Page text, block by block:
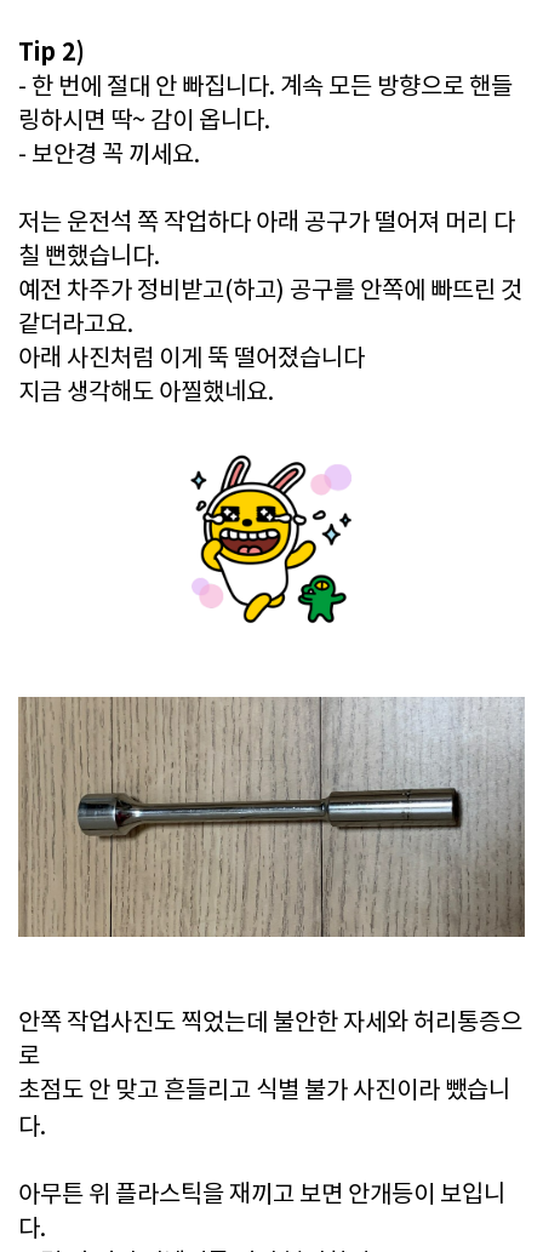
Tip 2)
- 한 번에 절대 안 빠집니다. 계속 모든 방향으로 핸들
링하시면 딱~ 감이 옵니다.
- 보안경 꼭 끼세요.
저는 운전석 쪽 작업하다 아래 공구가 떨어져 머리 다
칠 뻔했습니다.
예전 차주가 정비받고(하고) 공구를 안쪽에 빠뜨린 것
같더라고요.
아래 사진처럼 이게 뚝 떨어졌습니다
지금 생각해도 아찔했네요.
안쪽 작업사진도 찍었는데 불안한 자세와 허리통증으
로
초점도 안 맞고 흔들리고 식별 불가 사진이라 뺐습니
다.
아무튼 위 플라스틱을 재끼고 보면 안개등이 보입니
다.